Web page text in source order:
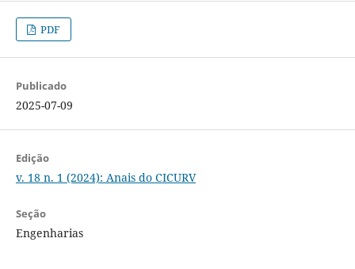
PDF
Publicado
2025-07-09
Edição
v. 18 n. 1 (2024): Anais do CICURV
Seção
Engenharias